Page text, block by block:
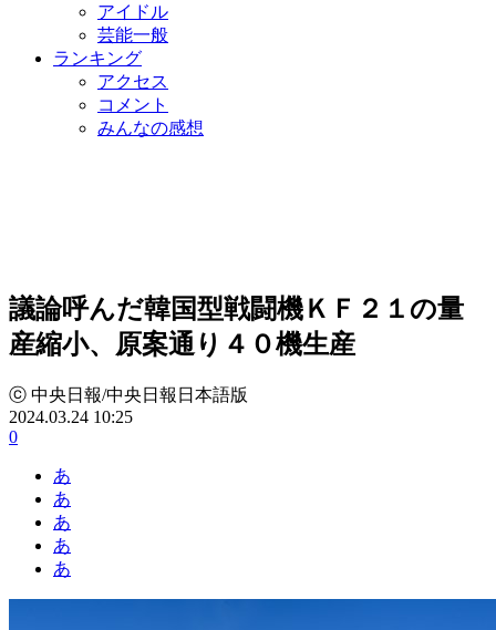
アイドル
芸能一般
ランキング
アクセス
コメント
みんなの感想
議論呼んだ韓国型戦闘機ＫＦ２１の量
産縮小、原案通り４０機生産
ⓒ 中央日報/中央日報日本語版
2024.03.24 10:25
0
あ
あ
あ
あ
あ